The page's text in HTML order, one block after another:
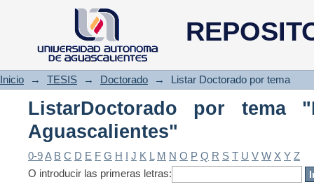
ListarDoctorado por tema
Inicio → TESIS → Doctorado → Listar Doctorado por tema
ListarDoctorado por tema
Aguascalientes"
0-9A B C D E F G H I J K L M N O P Q R S T U V W X Y Z
O introducir las primeras letras: